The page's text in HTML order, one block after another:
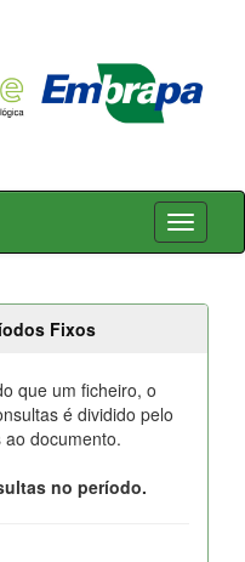
Fixos
que um ficheiro, o
é dividido pelo
documento.
no período.